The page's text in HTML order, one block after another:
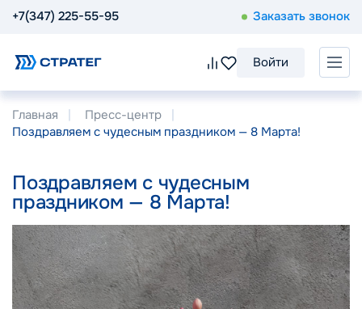
+7(347) 225-55-95 Заказать звонок
Войти
Главная
Пресс-центр
Поздравляем с чудесным праздником — 8 Марта!
Поздравляем с чудесным
праздником — 8 Марта!